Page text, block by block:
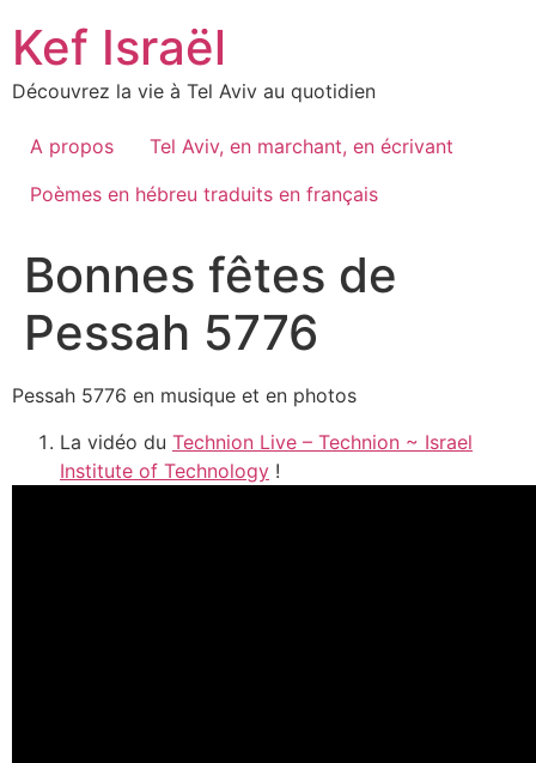
content
Kef Israël
Découvrez la vie à Tel Aviv au quotidien
A propos
Tel Aviv, en marchant, en écrivant
Poèmes en hébreu traduits en français
Bonnes fêtes de
Pessah 5776
Pessah 5776 en musique et en photos
La vidéo du Technion Live – Technion ~ Israel
Institute of Technology !